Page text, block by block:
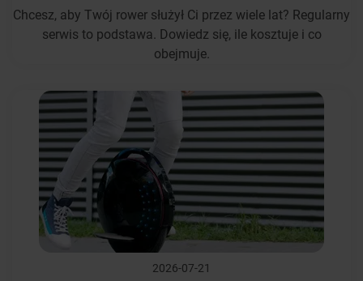
Chcesz, aby Twój rower służył Ci przez wiele lat? Regularny
serwis to podstawa. Dowiedz się, ile kosztuje i co
obejmuje.
2026-07-21